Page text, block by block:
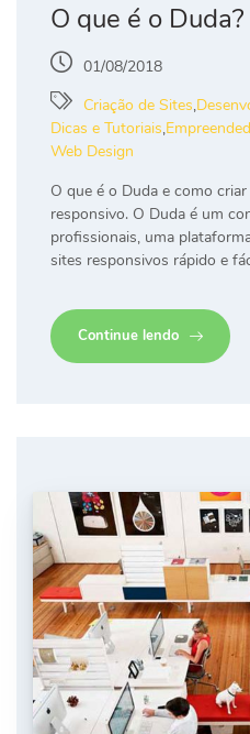
O que é o Duda?
01/08/2018
Criação de Sites,
Dicas e Tutoriais,
Web Design
O que é o Duda e como
responsivo. O Duda é um
profissionais, uma
sites responsivos rápido e
Continue lendo